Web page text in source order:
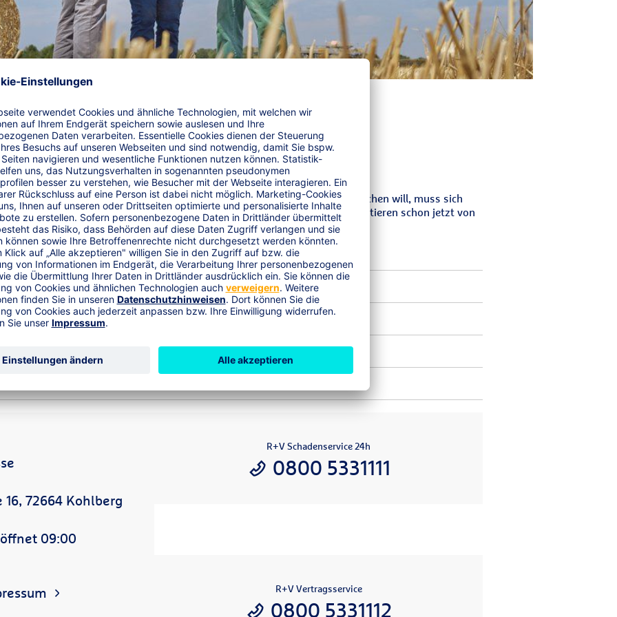
vorsorgen - so geht beides.Wer im Alter keine finanziellen Abstriche machen will, muss sich
Altersversorgung der R+V sorgen Sie zuverlässig vor und profitieren schon jetzt von
der Interessengemeinschaft der Land- und Forstwirtschaft (IGL)
72664 Kohlberg
öffnet 09:00
R+V Schadenservice 24h
0800 5331111
R+V Vertragsservice
0800 5331112